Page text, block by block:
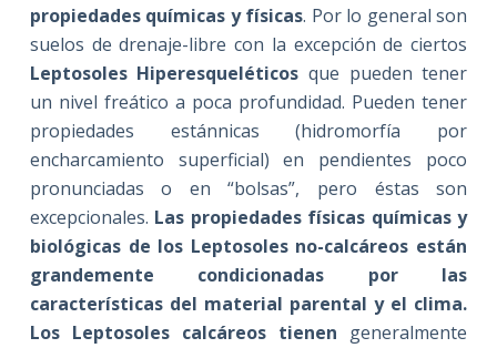
propiedades químicas y físicas. Por lo general son
suelos de drenaje-libre con la excepción de ciertos
Leptosoles Hiperesqueléticos que pueden tener
un nivel freático a poca profundidad. Pueden tener
propiedades estánnicas (hidromorfía por
encharcamiento superficial) en pendientes poco
pronunciadas o en “bolsas”, pero éstas son
excepcionales. Las propiedades físicas químicas y
biológicas de los Leptosoles no-calcáreos están
grandemente condicionadas por las
características del material parental y el clima.
Los Leptosoles calcáreos tienen generalmente